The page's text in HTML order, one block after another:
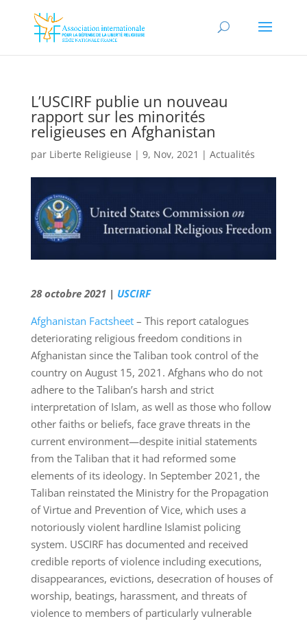
L’USCIRF publie un nouveau
rapport sur les minorités
religieuses en Afghanistan
par Liberte Religieuse | 9, Nov, 2021 | Actualités
28 octobre 2021 | USCIRF
Afghanistan Factsheet– This report catalogues
deteriorating religious freedom conditions in
Afghanistan since the Taliban took control of the
country on August 15, 2021. Afghans who do not
adhere to the Taliban’s harsh and strict
interpretation of Islam, as well as those who follow
other faiths or beliefs, face grave threats in the
current environment—despite initial statements
from the Taliban that it had reformed some
elements of its ideology. In September 2021, the
Taliban reinstated the Ministry for the Propagation
of Virtue and Prevention of Vice, which uses a
notoriously violent hardline Islamist policing
system. USCIRF has documented and received
credible reports of violence including executions,
disappearances, evictions, desecration of houses of
worship, beatings, harassment, and threats of
violence to members of particularly vulnerable